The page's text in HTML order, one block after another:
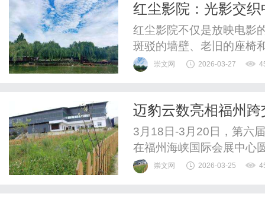
红尘影院：光影交
红尘影院不仅是放映电影
斑驳的墙壁、老旧的座椅
在技术至上的时代，它固
崇文网 2026-03-27
迈豹云数亮相福州跨
金全球
3月18日-3月20日，第六
在福州海峡国际会展中心
电商新生态”为主题，吸
崇文网 2026-03-25